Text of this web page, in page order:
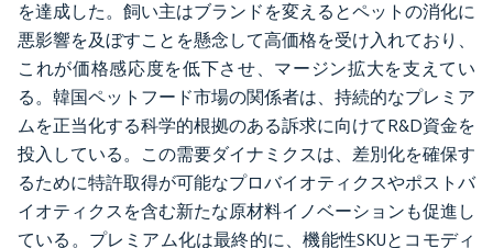
を達成した。飼い主はブランドを変えるとペットの消化に
悪影響を及ぼすことを懸念して高価格を受け入れており、
これが価格感応度を低下させ、マージン拡大を支えてい
る。韓国ペットフード市場の関係者は、持続的なプレミア
ムを正当化する科学的根拠のある訴求に向けてR&D資金を
投入している。この需要ダイナミクスは、差別化を確保す
るために特許取得が可能なプロバイオティクスやポストバ
イオティクスを含む新たな原材料イノベーションも促進し
ている。プレミアム化は最終的に、機能性SKUとコモディ